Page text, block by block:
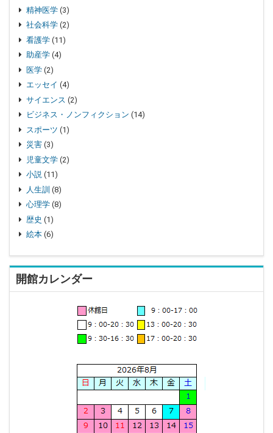
精神医学(3)
社会科学(2)
看護学(11)
助産学(4)
医学(2)
エッセイ (4)
サイエンス (2)
ビジネス・ノンフィクション (14)
スポーツ (1)
災害(3)
児童文学(2)
小説(11)
人生訓 (8)
心理学(8)
歴史 (1)
絵本(6)
開館カレンダー